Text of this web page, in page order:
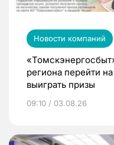
Новости компаний
региона перейти
выиграть призы
09:10 / 03.08.26